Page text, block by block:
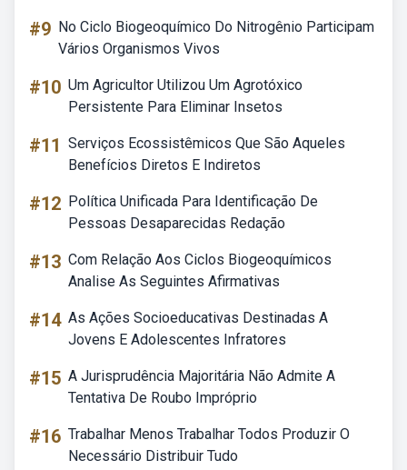
#9 No Ciclo Biogeoquímico Do Nitrogênio Participam
Vários Organismos Vivos
#10 Um Agricultor Utilizou Um Agrotóxico
Persistente Para Eliminar Insetos
#11 Serviços Ecossistêmicos Que São Aqueles
Benefícios Diretos E Indiretos
#12 Política Unificada Para Identificação De
Pessoas Desaparecidas Redação
#13 Com Relação Aos Ciclos Biogeoquímicos
Analise As Seguintes Afirmativas
#14 As Ações Socioeducativas Destinadas A
Jovens E Adolescentes Infratores
#15 A Jurisprudência Majoritária Não Admite A
Tentativa De Roubo Impróprio
#16 Trabalhar Menos Trabalhar Todos Produzir O
Necessário Distribuir Tudo